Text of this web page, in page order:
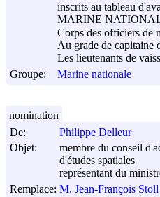
inscrits au tableau
MARINE
Corps des officiers de
Au grade de capitaine
Les lieutenants de
Groupe:
Marine nationale
De:
Philippe Delleur
Objet:
membre du conseil
d'études spatiales
représentant du
Remplace: M. Jean-François Stoll
nomination